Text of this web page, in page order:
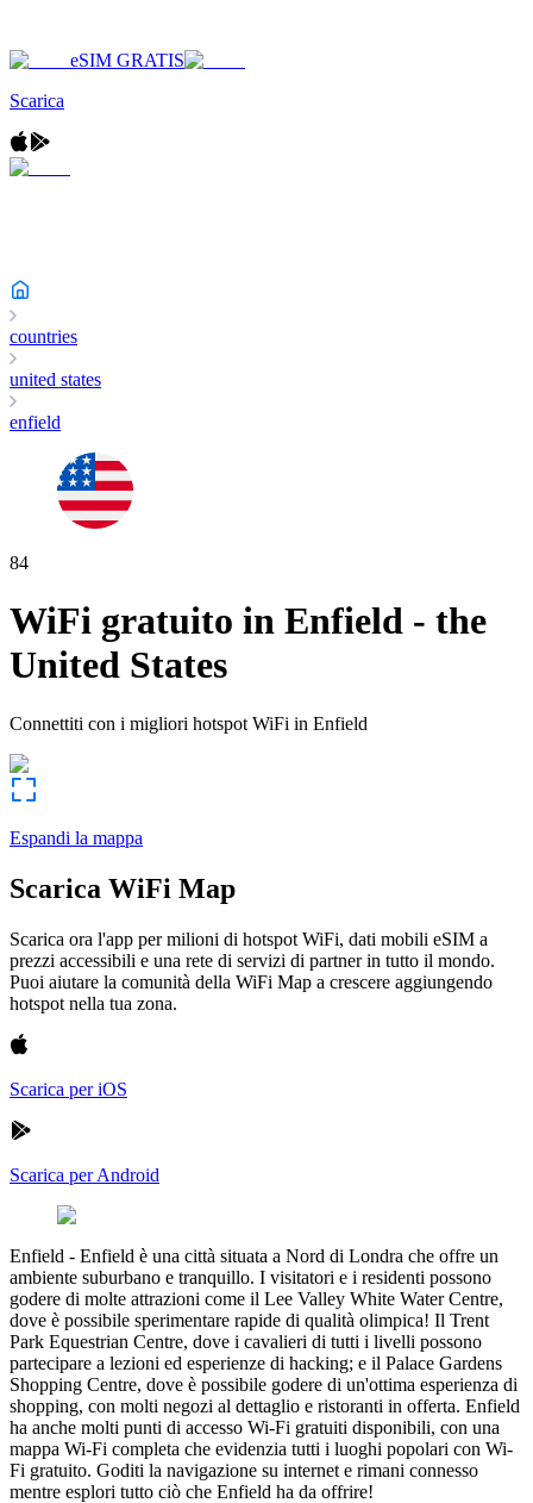
eSIM GRATIS
Scarica
countries
united states
enfield
84
WiFi gratuito in Enfield - the
United States
Connettiti con i migliori hotspot WiFi in Enfield
Espandi la mappa
Scarica WiFi Map
Scarica ora l'app per milioni di hotspot WiFi, dati mobili eSIM a
prezzi accessibili e una rete di servizi di partner in tutto il mondo.
Puoi aiutare la comunità della WiFi Map a crescere aggiungendo
hotspot nella tua zona.
Scarica per iOS
Scarica per Android
Enfield - Enfield è una città situata a Nord di Londra che offre un
ambiente suburbano e tranquillo. I visitatori e i residenti possono
godere di molte attrazioni come il Lee Valley White Water Centre,
dove è possibile sperimentare rapide di qualità olimpica! Il Trent
Park Equestrian Centre, dove i cavalieri di tutti i livelli possono
partecipare a lezioni ed esperienze di hacking; e il Palace Gardens
Shopping Centre, dove è possibile godere di un'ottima esperienza di
shopping, con molti negozi al dettaglio e ristoranti in offerta. Enfield
ha anche molti punti di accesso Wi-Fi gratuiti disponibili, con una
mappa Wi-Fi completa che evidenzia tutti i luoghi popolari con Wi-
Fi gratuito. Goditi la navigazione su internet e rimani connesso
mentre esplori tutto ciò che Enfield ha da offrire!